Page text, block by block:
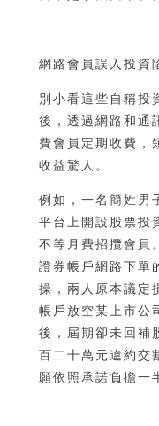
網路會員誤入投資
別小看這些自稱投
後，透過網路和通
費會員定期收費，
收益驚人。
例如，一名簡姓男
平台上開設股票投
不等月費招攬會員
證券帳戶網路下單
操，兩人原本議定
帳戶放空某上市公
後，屆期卻未回補
百二十萬元違約交
願依照承諾負擔一